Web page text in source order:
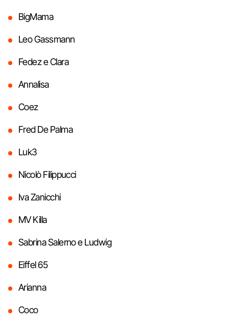
BigMama
Leo Gassmann
Fedez e Clara
Annalisa
Coez
Fred De Palma
Luk3
Nicolò Filippucci
Iva Zanicchi
MV Killa
Sabrina Salerno e Ludwig
Eiffel 65
Arianna
Coco